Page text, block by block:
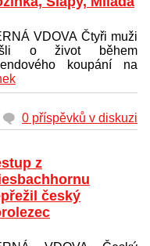
VDOVA Čtyři muži
o život během
koupání na
0 příspěvků v diskuzi
z
český